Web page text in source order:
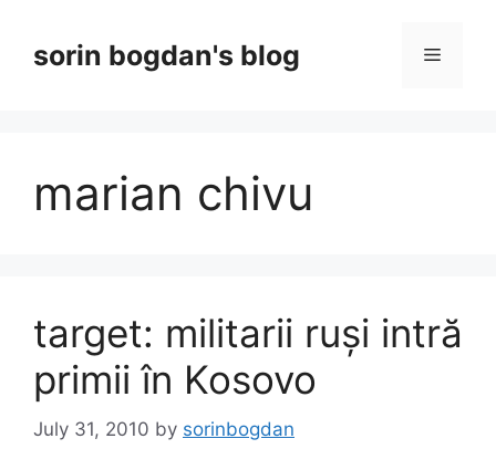
contentsorin bogdan's blog Menu
marian chivu
target: militarii ruși intră
primii în Kosovo
July 31, 2010 by sorinbogdan